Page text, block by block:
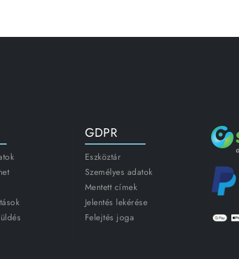
GDPR
Eszköztár
Személyes adatok
Mentett címek
Jelentés lekérése
Felejtés joga